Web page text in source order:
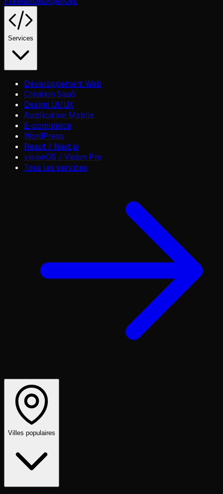
Services
Développement Web
Création SaaS
Design UI/UX
Application Mobile
E-commerce
WordPress
React / Next.js
visionOS / Vision Pro
Tous les services
Villes populaires